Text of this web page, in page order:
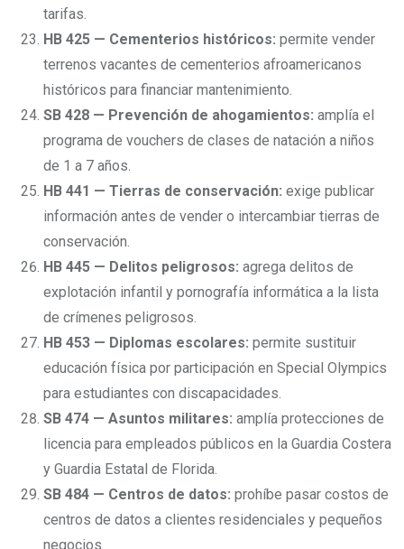
tarifas.
HB 425 — Cementerios históricos: permite vender
terrenos vacantes de cementerios afroamericanos
históricos para financiar mantenimiento.
SB 428 — Prevención de ahogamientos: amplía el
programa de vouchers de clases de natación a niños
de 1 a 7 años.
HB 441 — Tierras de conservación: exige publicar
información antes de vender o intercambiar tierras de
conservación.
HB 445 — Delitos peligrosos: agrega delitos de
explotación infantil y pornografía informática a la lista
de crímenes peligrosos.
HB 453 — Diplomas escolares: permite sustituir
educación física por participación en Special Olympics
para estudiantes con discapacidades.
SB 474 — Asuntos militares: amplía protecciones de
licencia para empleados públicos en la Guardia Costera
y Guardia Estatal de Florida.
SB 484 — Centros de datos: prohíbe pasar costos de
centros de datos a clientes residenciales y pequeños
negocios.